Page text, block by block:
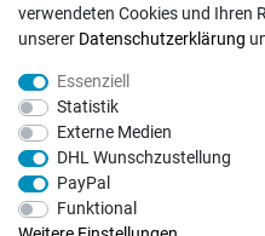
Paypal
Vorkasse
DHL
Deutsche Post
Bei Fragen wenden Sie sich direkt
verwendeten Cookies und Ihren
unserer Daten­schutz­erklärung
Essenziell
Statistik
Externe Medien
DHL Wunschzustellung
PayPal
Funktional